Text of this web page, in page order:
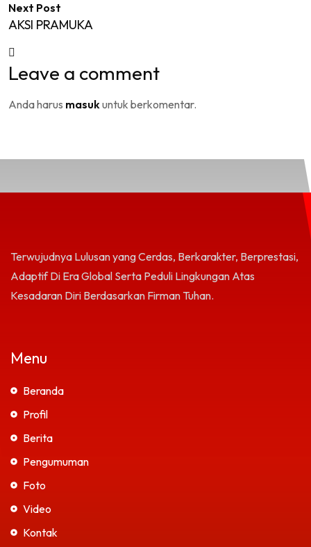
Next Post
AKSI PRAMUKA
Leave a comment
Anda harus masukuntuk berkomentar.
Terwujudnya Lulusan yang Cerdas, Berkarakter, Berprestasi,
Adaptif Di Era Global Serta Peduli Lingkungan Atas
Kesadaran Diri Berdasarkan Firman Tuhan.
Menu
Beranda
Profil
Berita
Pengumuman
Foto
Video
Kontak